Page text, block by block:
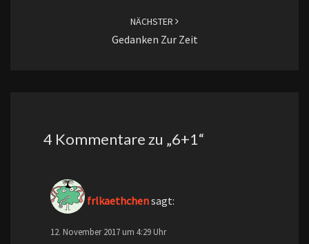
NÄCHSTER
Gedanken Zur Zeit
4 Kommentare zu „6+1“
frlkaethchensagt:
12. November 2017 um 4:29 Uhr